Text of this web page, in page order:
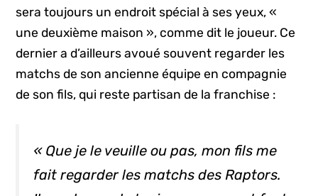
sera toujours un endroit spécial à ses yeux, «
une deuxième maison », comme dit le joueur. Ce
dernier a d’ailleurs avoué souvent regarder les
matchs de son ancienne équipe en compagnie
de son fils, qui reste partisan de la franchise :
« Que je le veuille ou pas, mon fils me
fait regarder les matchs des Raptors.